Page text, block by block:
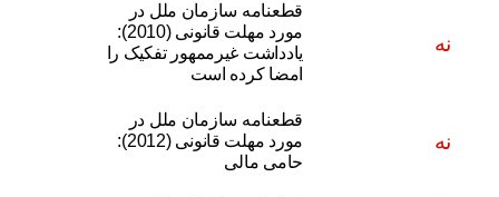
نه
قطعنامه سازمان ملل در
مورد مهلت قانونی (2010):
یادداشت غیرممهور تفکیک را
امضا کرده است
نه
قطعنامه سازمان ملل در
مورد مهلت قانونی (2012):
حامی مالی